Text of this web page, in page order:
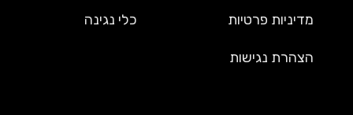
מדיניות פרטיות
הצהרת נגישות
כלי נגינה